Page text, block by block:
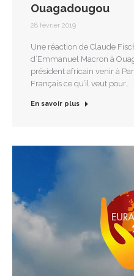
Ouagadougou
28 février 2019
Une réaction de Claude
d’Emmanuel Macron à
président africain venir à
Français ce qu’il veut pour…
En savoir plus